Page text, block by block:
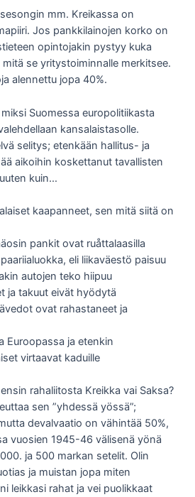
mm. Kreikassa on
Jos pankkilainojen korko on
opintojakin pystyy kuka
se yritystoiminnalle merkitsee.
alennettu jopa 40%.
Suomessa europolitiikasta
kansalaistasolle.
selitys; etenkään hallitus- ja
aikoihin koskettanut tavallisten
kuin…
kaapanneet, sen mitä siitä on
pankit ovat ruåttalaasilla
eli liikaväestö paisuu
autojen teko hiipuu
ja takuut eivät hyödytä
ovat rahastaneet ja
Euroopassa ja etenkin
virtaavat kaduille
rahaliitosta Kreikka vai Saksa?
sen ”yhdessä yössä”;
devalvaatio on vähintää 50%,
vuosien 1945-46 välisenä yönä
ja 500 markan setelit. Olin
ja muistan jopa miten
leikkasi rahat ja vei puolikkaat